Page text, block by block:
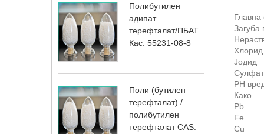
Полибутилен
адипат
терефталат/ПБАТ
Кас: 55231-08-8
Поли (бутилен
терефталат) /
полибутилен
терефталат CAS:
PH
Pb
Fe
Cu